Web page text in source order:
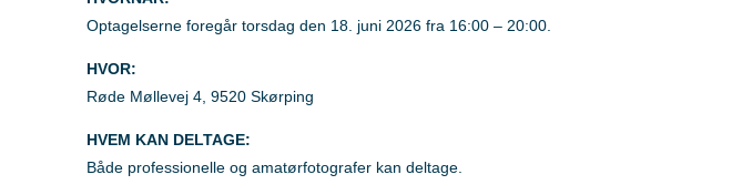
Optagelserne foregår torsdag den 18. juni 2026 fra 16:00 – 20:00.
HVOR:
Røde Møllevej 4, 9520 Skørping
HVEM KAN DELTAGE:
Både professionelle og amatørfotografer kan deltage.